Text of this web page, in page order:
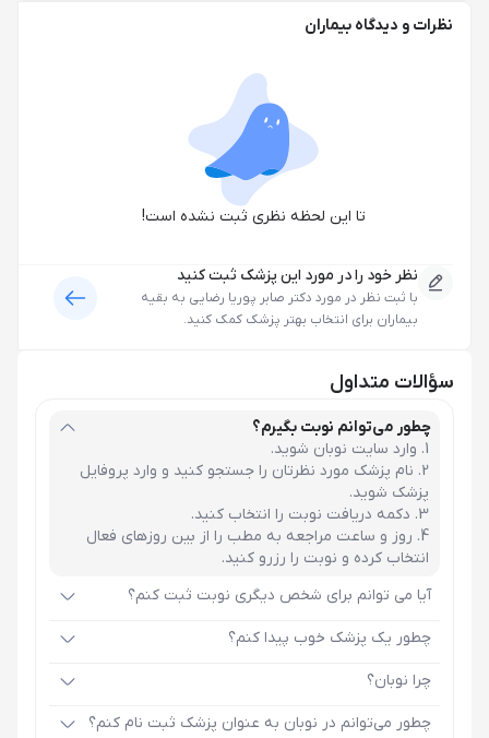
نظرات و دیدگاه بیماران
تا این لحظه نظری ثبت نشده است!
نظر خود را در مورد این پزشک ثبت کنید
با ثبت نظر در مورد دکتر صابر پوریا رضایی به بقیه
بیماران برای انتخاب بهتر پزشک کمک کنید.
سؤالات متداول
چطور می‌توانم نوبت بگیرم؟
وارد سایت نوبان شوید.
نام پزشک مورد نظرتان را جستجو کنید و وارد پروفایل
پزشک شوید.
دکمه دریافت نوبت را انتخاب کنید.
روز و ساعت مراجعه به مطب را از بین روزهای فعال
انتخاب کرده و نوبت را رزرو کنید.
آیا می توانم برای شخص دیگری نوبت ثبت کنم؟
چطور یک پزشک خوب پیدا کنم؟
چرا نوبان؟
چطور می‌توانم در نوبان به عنوان پزشک ثبت نام کنم؟